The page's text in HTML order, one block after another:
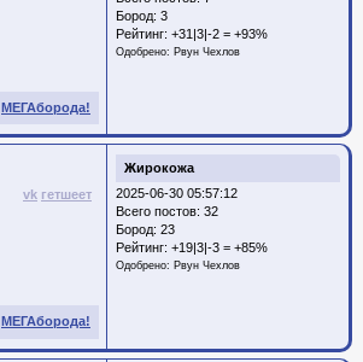
Бород: 3
Рейтинг: +31|3|-2 = +93%
Одобрено: Рвун Чехлов
МЕГАборода!
Жирокожа
2025-06-30 05:57:12
Всего постов: 32
Бород: 23
Рейтинг: +19|3|-3 = +85%
Одобрено: Рвун Чехлов
vk гетшеет
МЕГАборода!